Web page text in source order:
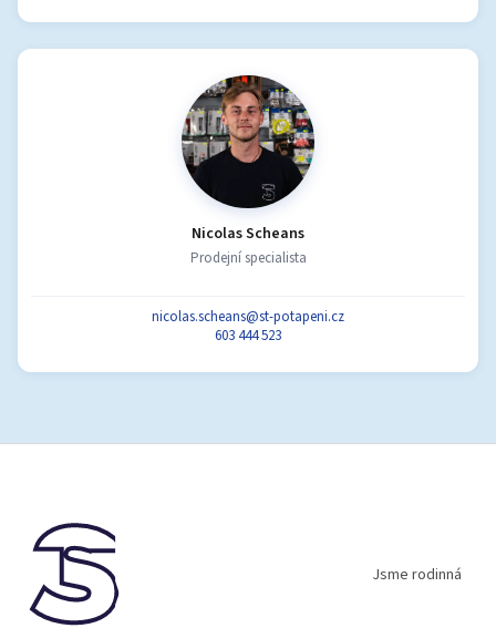
Nicolas Scheans
Prodejní specialista
nicolas.scheans@st-potapeni.cz
603 444 523
Jsme rodinná